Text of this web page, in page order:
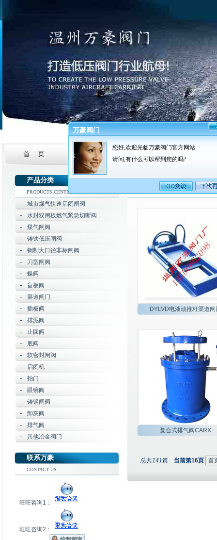
首 页 公司简介
DYLVD电液动推杆渠道闸
复合式排气阀CARX
总共141篇 当前第16页 首
产品分类
PRODUCTS CENTER
城市煤气快速启闭闸阀
水封双闸板燃气紧急切断阀
煤气闸阀
铸铁低压闸阀
钢制大口径非标闸阀
刀型闸阀
蝶阀
盲板阀
渠道闸门
插板阀
排泥阀
止回阀
底阀
软密封闸阀
启闭机
拍门
眼镜阀
铸钢闸阀
卸灰阀
排气阀
其他冶金阀门
联系万豪
CONTACT US
旺旺咨询1：
旺旺咨询2：
万豪阀门
您好,欢迎光临万豪阀门官方网站
请问,有什么可以帮到您的吗?